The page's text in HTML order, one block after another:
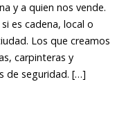
y a quien nos vende.
es cadena, local o
Los que creamos
carpinteras y
de seguridad. […]